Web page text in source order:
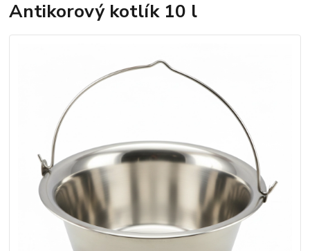
Antikorový kotlík 10 l